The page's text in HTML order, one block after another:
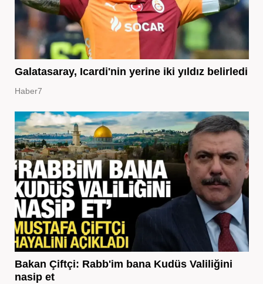
Galatasaray, Icardi'nin yerine iki yıldız belirledi
Haber7
Bakan Çiftçi: Rabb'im bana Kudüs Valiliğini
nasip et